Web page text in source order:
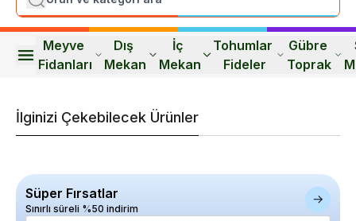
Meyve
Fidanları
Dış
Mekan
İç
Mekan
Tohumlar
Fideler
Gübre
Toprak
İlginizi Çekebilecek Ürünler
Süper Fırsatlar
Sınırlı süreli %50 indirim